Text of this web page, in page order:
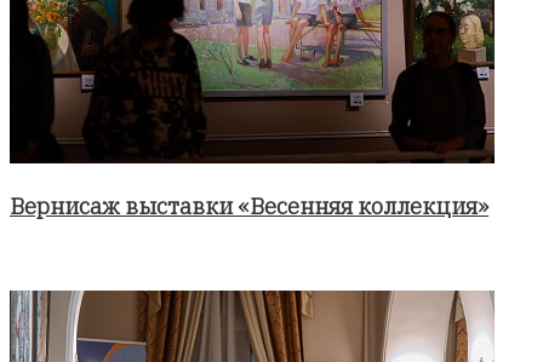
Вернисаж выставки «Весенняя коллекция»